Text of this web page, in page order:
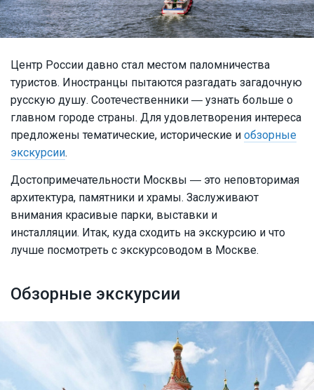
Центр России давно стал местом паломничества
туристов. Иностранцы пытаются разгадать загадочную
русскую душу. Соотечественники ― узнать больше о
главном городе страны. Для удовлетворения интереса
предложены тематические, исторические и обзорные
экскурсии.
Достопримечательности Москвы ― это неповторимая
архитектура, памятники и храмы. Заслуживают
внимания красивые парки, выставки и
инсталляции. Итак, куда сходить на экскурсию и что
лучше посмотреть с экскурсоводом в Москве.
Обзорные экскурсии